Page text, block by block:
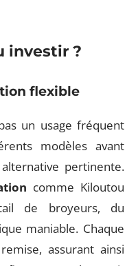
investir ?
flexible
un usage fréquent
modèles avant
pertinente.
comme Kiloutou
de broyeurs, du
maniable. Chaque
assurant ainsi